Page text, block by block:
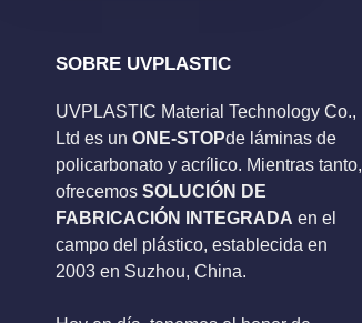
SOBRE UVPLASTIC
UVPLASTIC Material Technology Co.,
Ltd es un ONE-STOPde láminas de
policarbonato y acrílico. Mientras tanto,
ofrecemos SOLUCIÓN DE
FABRICACIÓN INTEGRADA en el
campo del plástico, establecida en
2003 en Suzhou, China.